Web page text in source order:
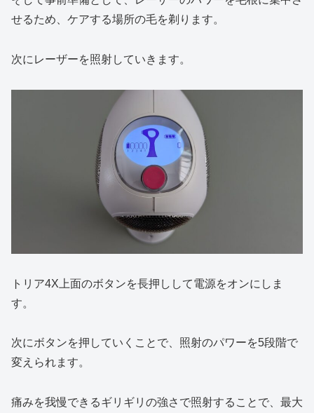
せるため、ケアする場所の毛を剃ります。
次にレーザーを照射していきます。
トリア4X上面のボタンを長押しして電源をオンにしま
す。
次にボタンを押していくことで、照射のパワーを5段階で
変えられます。
痛みを我慢できるギリギリの強さで照射することで、最大